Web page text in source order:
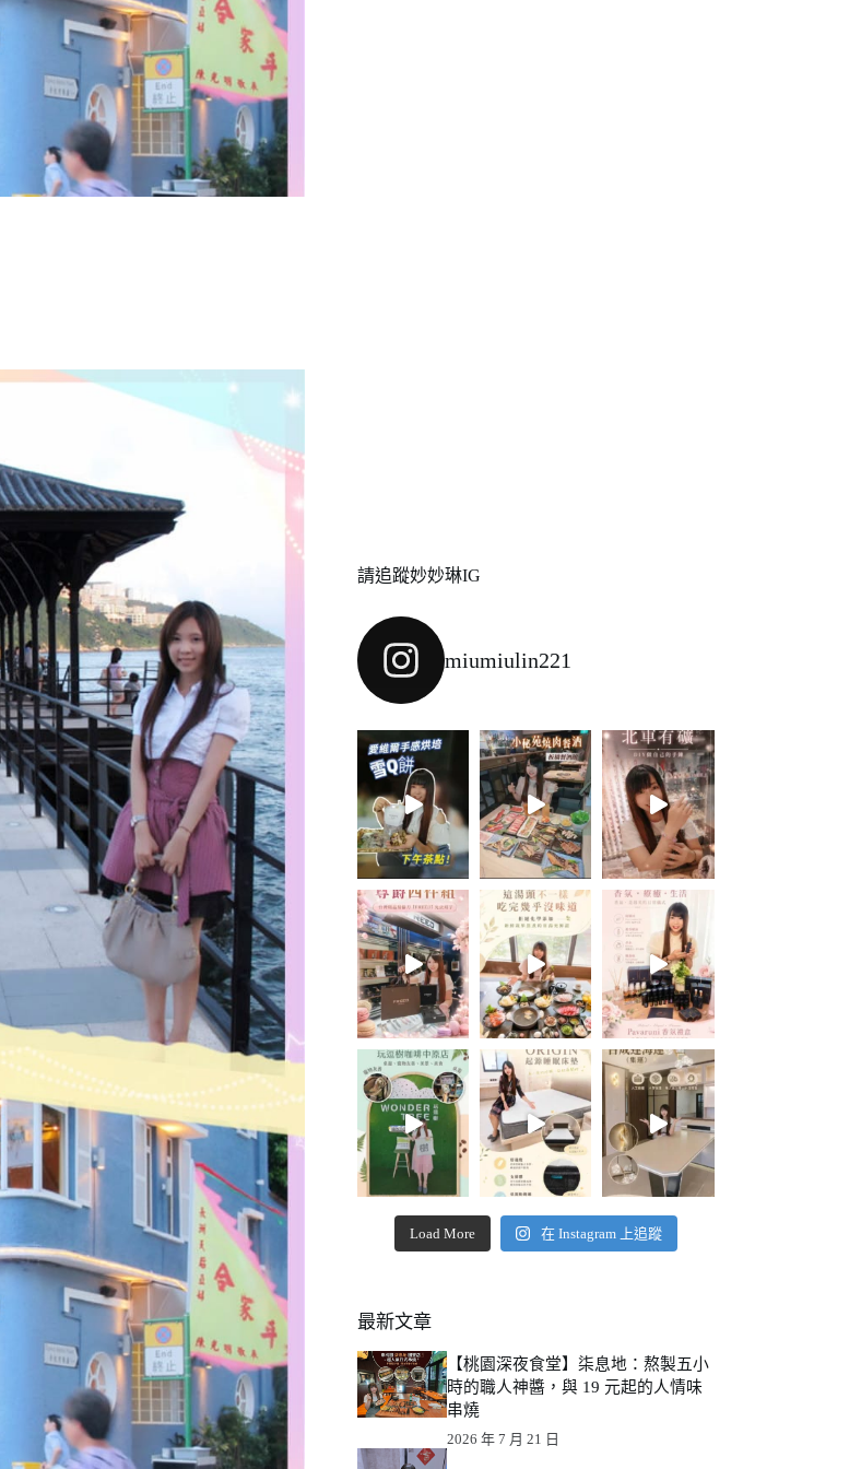
請追蹤妙妙琳IG
miumiulin221
Load More 在 Instagram 上追蹤
最新文章
【桃園深夜食堂】柒息地：熬製五小
時的職人神醬，與 19 元起的人情味
串燒
2026 年 7 月 21 日